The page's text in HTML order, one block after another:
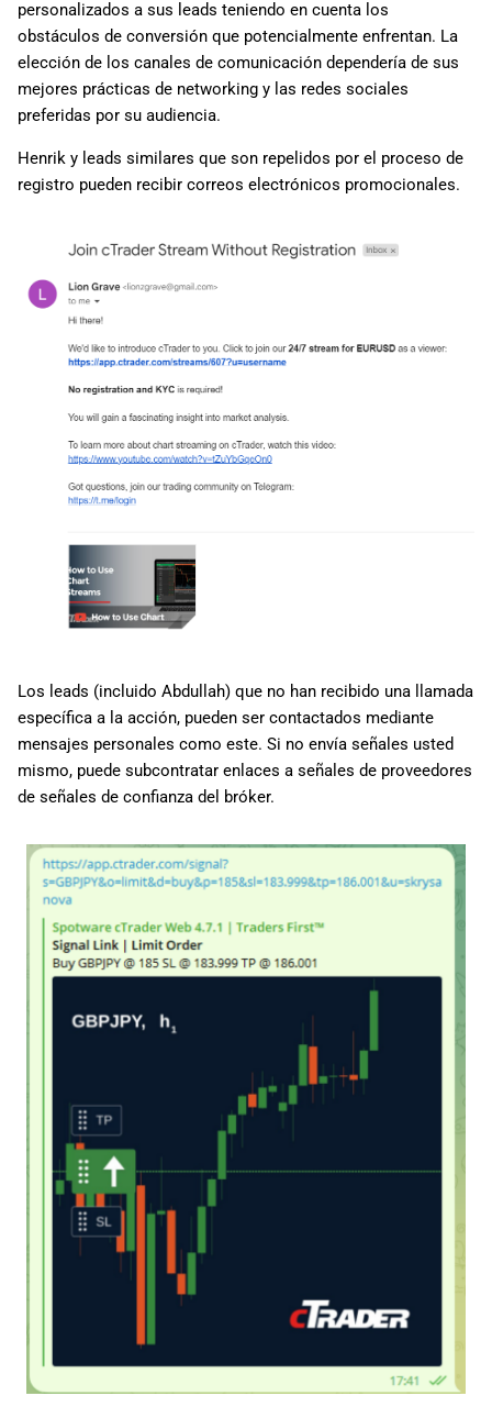
personalizados a sus leads teniendo en cuenta los
obstáculos de conversión que potencialmente enfrentan. La
elección de los canales de comunicación dependería de sus
mejores prácticas de networking y las redes sociales
preferidas por su audiencia.
Henrik y leads similares que son repelidos por el proceso de
registro pueden recibir correos electrónicos promocionales.
Los leads (incluido Abdullah) que no han recibido una llamada
específica a la acción, pueden ser contactados mediante
mensajes personales como este. Si no envía señales usted
mismo, puede subcontratar enlaces a señales de proveedores
de señales de confianza del bróker.